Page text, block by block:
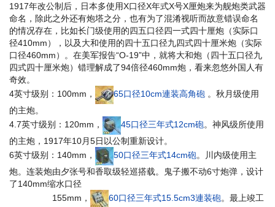
1917年改公制后，日本多使用X口径X年式X号X厘炮来为舰炮类武器
命名，除此之外还有炮塔之分，也有为了混淆视听而故意错误命名
的情况存在，比如长门级使用的四五口径四一式四十厘炮（实际口
径410mm），以及大和使用的四十五口径九四式四十厘米炮（实际
口径460mm）。 在美军报告“O-19”中，就将大和炮（四十五口径九
四式四十厘米炮）错理解成了94倍径460mm炮，看来忽悠外国人有
奇效。
4英寸级别：100mm，
65口径10cm連装高角砲 。秋月级使用
的主炮。
4.7英寸级别：120mm，
45口径三年式12cm砲。神风级所使用
的主炮，1917年10月5日以公制重新设计。
6英寸级别：140mm，
50口径三年式14cm砲。川内级使用主
炮。连装炮由夕张号和香取级轻巡搭载。
鬼子搬不动6寸炮弹，设计
了140mm缩水口径
155mm，
60口径三年式15.5cm3連装砲。最上竣工